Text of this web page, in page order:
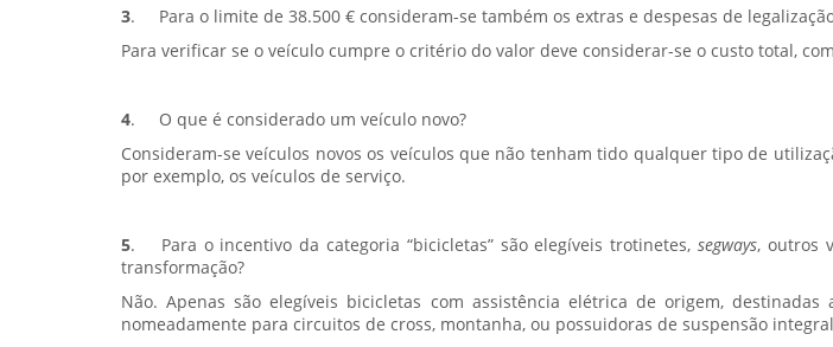
3.
Para o limite de 38.500 € consideram-se também os extras e despesas de
Para verificar se o veículo cumpre o critério do valor deve considerar-se o custo total,
4.
O que é considerado um veículo novo?
Consideram-se veículos novos os veículos que não tenham tido qualquer tipo de
por exemplo, os veículos de serviço.
5. Para o incentivo da categoria “bicicletas” são elegíveis trotinetes, segways, outros
transformação?
Não. Apenas são elegíveis bicicletas com assistência elétrica de origem,
nomeadamente para circuitos de cross, montanha, ou possuidoras de suspensão